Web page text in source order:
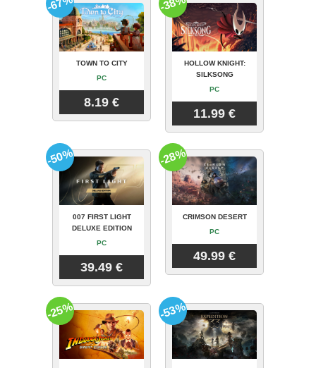
TOWN TO CITY
PC
8.19 €
HOLLOW KNIGHT:
SILKSONG
PC
11.99 €
007 FIRST LIGHT
DELUXE EDITION
PC
39.49 €
-50%
CRIMSON DESERT
PC
49.99 €
-28%
-25% -53%